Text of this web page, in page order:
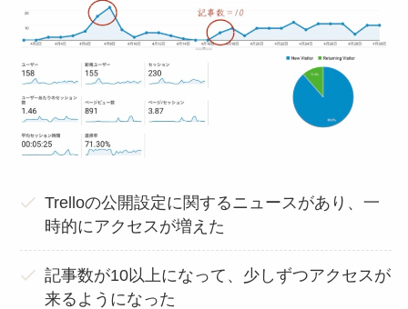
Trelloの公開設定に関するニュースがあり、一
時的にアクセスが増えた
記事数が10以上になって、少しずつアクセスが
来るようになった